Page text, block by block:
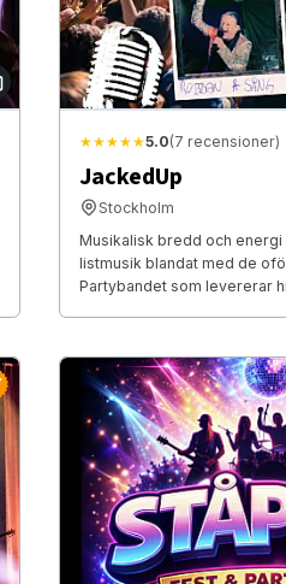
★★★★★5.0(7 recensioner)
JackedUp
Stockholm
Musikalisk bredd och energi
listmusik blandat med de
Partybandet som levererar